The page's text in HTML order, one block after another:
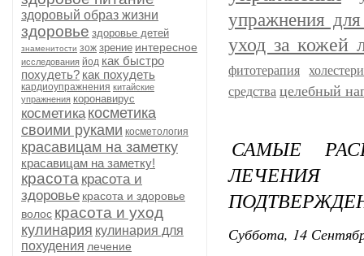
здоровый образ жизни
здоровье здоровье детей
знаменитости зож зрение интересное
исследования йод как быстро
похудеть? как похудеть
кардиоупражнения китайские
упражнения коронавирус
косметика косметика
своими руками косметология
красавицам на заметку
красавицам на заметку!
красота красота и
здоровье красота и здоровье
волос красота и уход
кулинария кулинария для
похудения лечение
упражнения
уход за кожей
фитотерапия
средства целебный
САМЫЕ
Суббота, 14